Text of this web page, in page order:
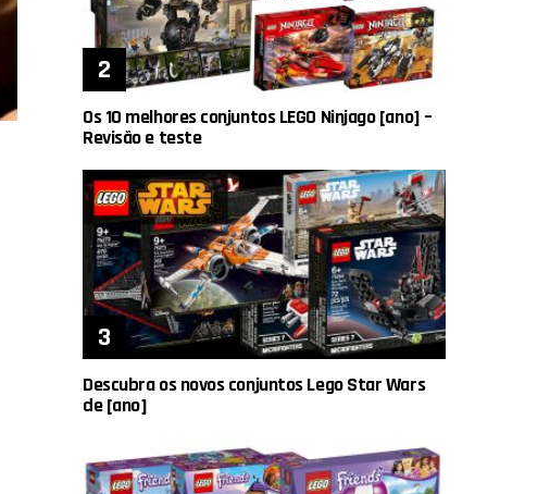
Os 10 melhores conjuntos LEGO Ninjago [ano] –
Revisão e teste
Descubra os novos conjuntos Lego Star Wars
de [ano]